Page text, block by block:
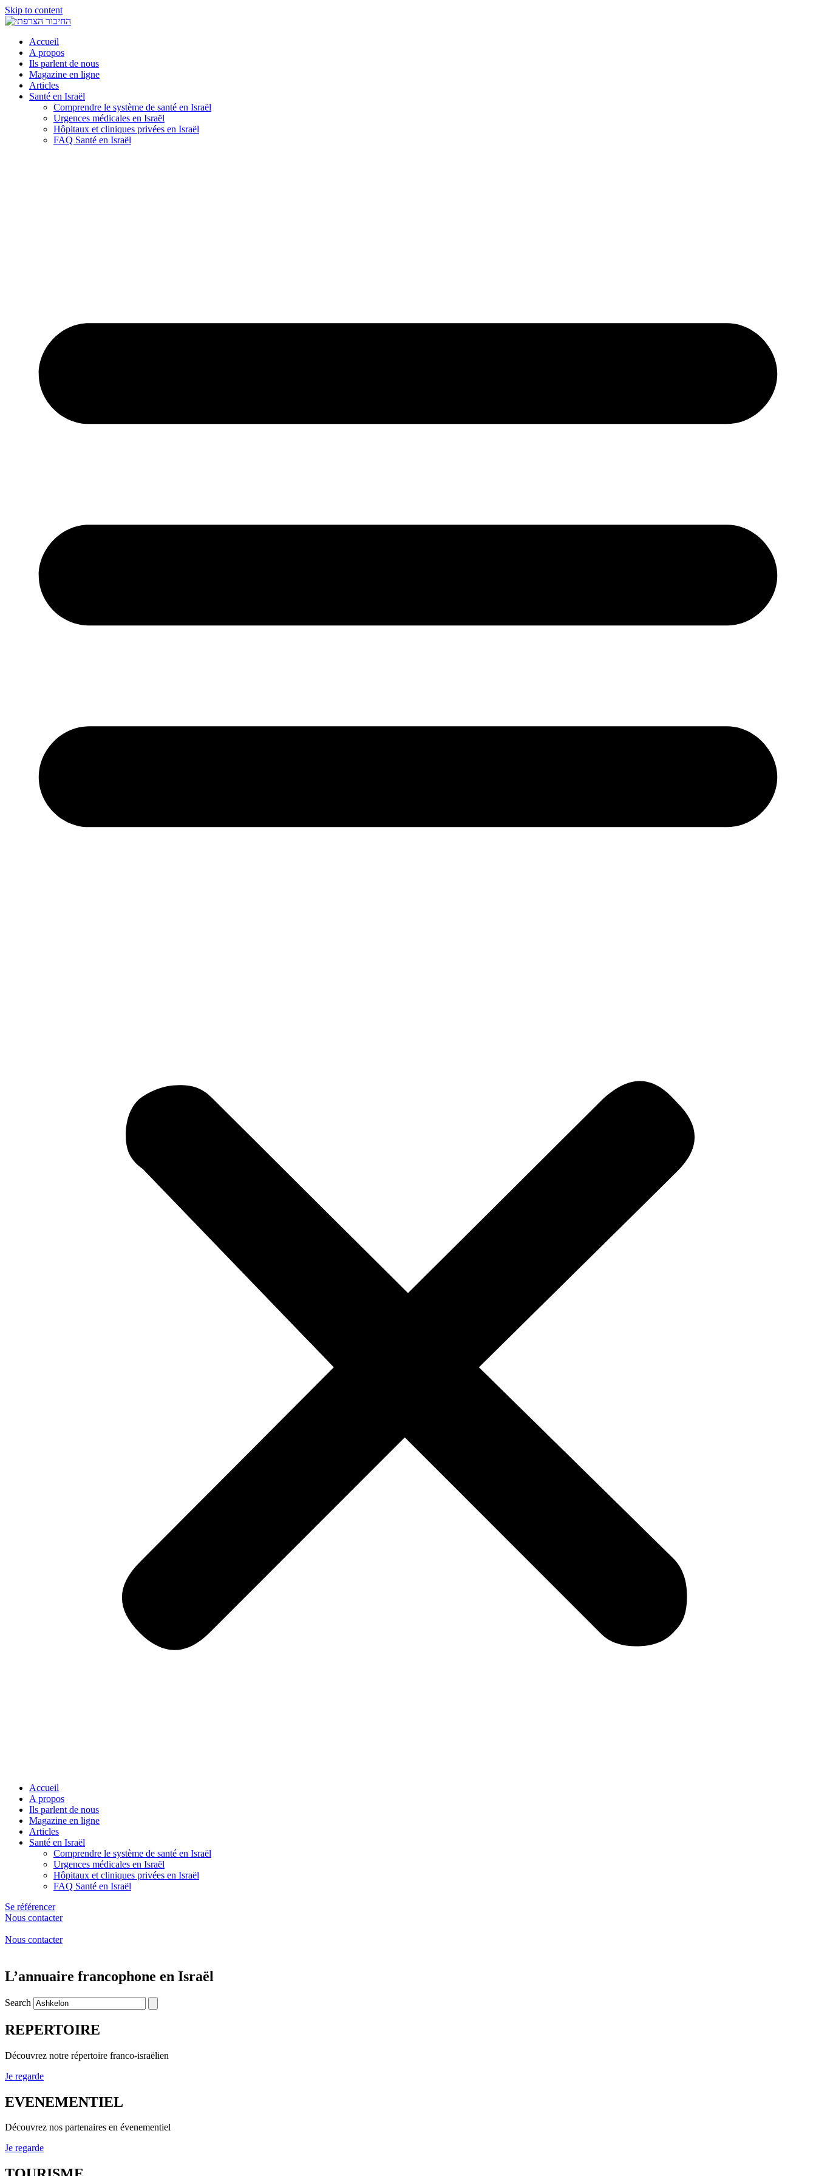
Skip to content
Accueil
A propos
Ils parlent de nous
Magazine en ligne
Articles
Santé en Israël
Comprendre le système de santé en Israël
Urgences médicales en Israël
Hôpitaux et cliniques privées en Israël
FAQ Santé en Israël
Accueil
A propos
Ils parlent de nous
Magazine en ligne
Articles
Santé en Israël
Comprendre le système de santé en Israël
Urgences médicales en Israël
Hôpitaux et cliniques privées en Israël
FAQ Santé en Israël
Se référencer
Nous contacter
Nous contacter
L’annuaire francophone en Israël
Search
REPERTOIRE
Découvrez notre répertoire franco-israëlien
Je regarde
EVENEMENTIEL
Découvrez nos partenaires en évenementiel
Je regarde